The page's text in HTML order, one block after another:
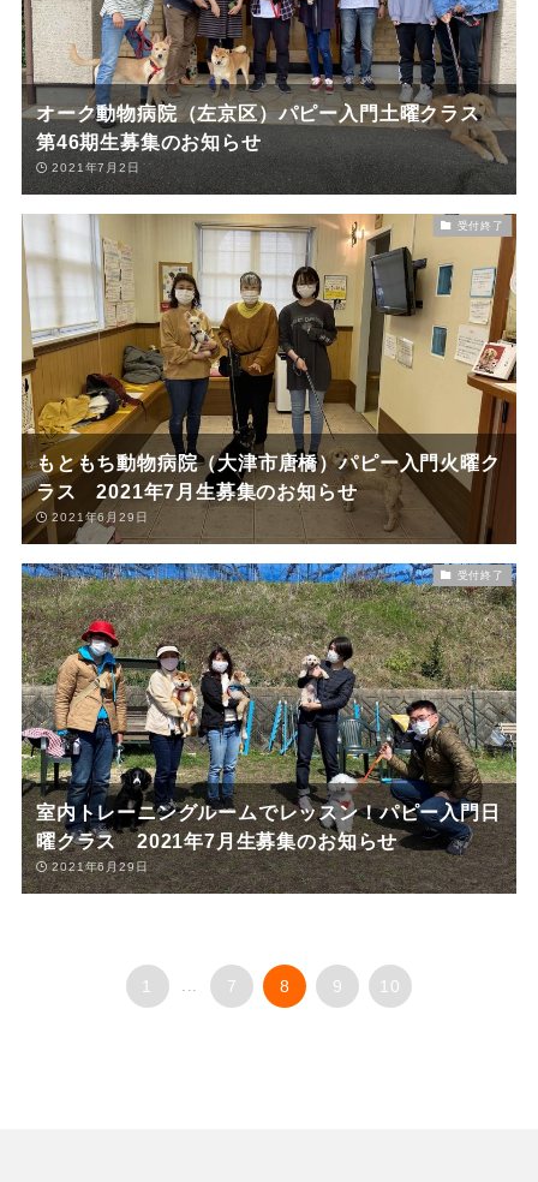
オーク動物病院（左京区）パピー入門土曜クラス
第46期生募集のお知らせ
2021年7月2日
受付終了
もともち動物病院（大津市唐橋）パピー入門火曜ク
ラス 2021年7月生募集のお知らせ
2021年6月29日
受付終了
室内トレーニングルームでレッスン！パピー入門日
曜クラス 2021年7月生募集のお知らせ
2021年6月29日
1 7 8 9 10